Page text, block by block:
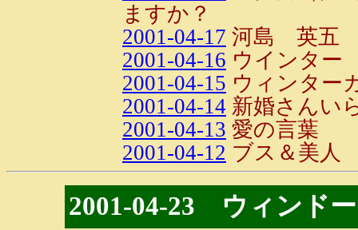
ますか？
2001-04-17 河島 英五
2001-04-16 ウインタ
2001-04-15 ウィンター
2001-04-14 新婚さんい
2001-04-13 愛の言葉
2001-04-12 ブス＆美人
2001-04-23 ウィンド